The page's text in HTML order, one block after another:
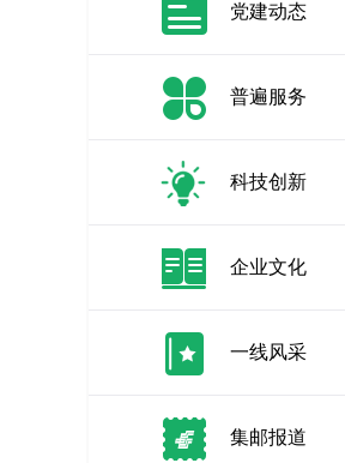
党建动态
普遍服务
科技创新
企业文化
一线风采
集邮报道